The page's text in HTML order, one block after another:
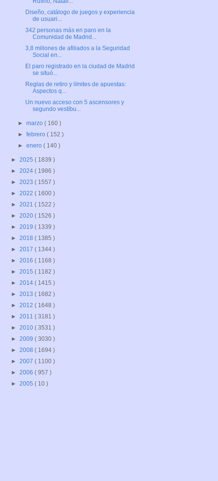
Diseño, catálogo de juegos y experiencia
de usuari...
342 personas más en paro en la
Comunidad de Madrid...
3,8 millones de afiliados a la Seguridad
Social en...
El paro registrado en la ciudad de Madrid
se situó...
Reglas de retiro y límites de apuestas:
Aspectos q...
Un nuevo acceso con 5 ascensores y
segundo vestíbu...
►marzo( 160 )
►febrero( 152 )
►enero( 140 )
► 2025 ( 1839 )
► 2024 ( 1986 )
► 2023 ( 1557 )
► 2022 ( 1600 )
► 2021 ( 1522 )
► 2020 ( 1526 )
► 2019 ( 1339 )
► 2018 ( 1385 )
► 2017 ( 1344 )
► 2016 ( 1168 )
► 2015 ( 1182 )
► 2014 ( 1415 )
► 2013 ( 1682 )
► 2012 ( 1648 )
► 2011 ( 3181 )
► 2010 ( 3531 )
► 2009 ( 3030 )
► 2008 ( 1694 )
► 2007 ( 1100 )
► 2006 ( 957 )
► 2005 ( 10 )